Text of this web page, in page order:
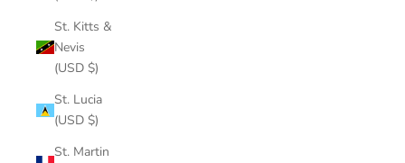
St. Kitts &
Nevis
(USD $)
St. Lucia
(USD $)
St. Martin